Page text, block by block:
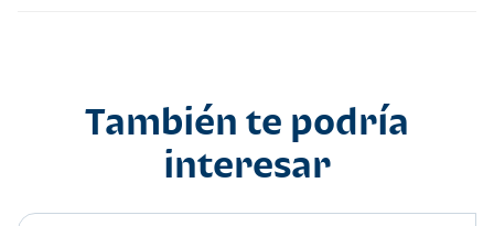
También te podría
interesar